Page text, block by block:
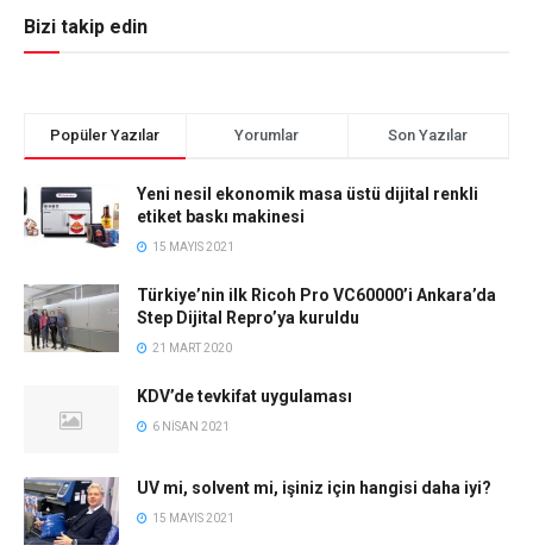
Bizi takip edin
Popüler Yazılar Yorumlar Son Yazılar
Yeni nesil ekonomik masa üstü dijital renkli
etiket baskı makinesi
15 MAYIS 2021
Türkiye’nin ilk Ricoh Pro VC60000’i Ankara’da
Step Dijital Repro’ya kuruldu
21 MART 2020
KDV’de tevkifat uygulaması
6 NISAN 2021
UV mi, solvent mi, işiniz için hangisi daha iyi?
15 MAYIS 2021